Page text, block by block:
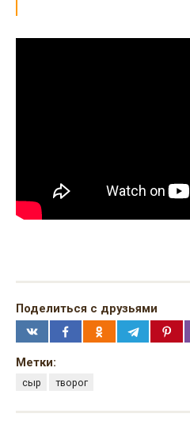
Поделиться с друзьями
Метки:
сыр творог